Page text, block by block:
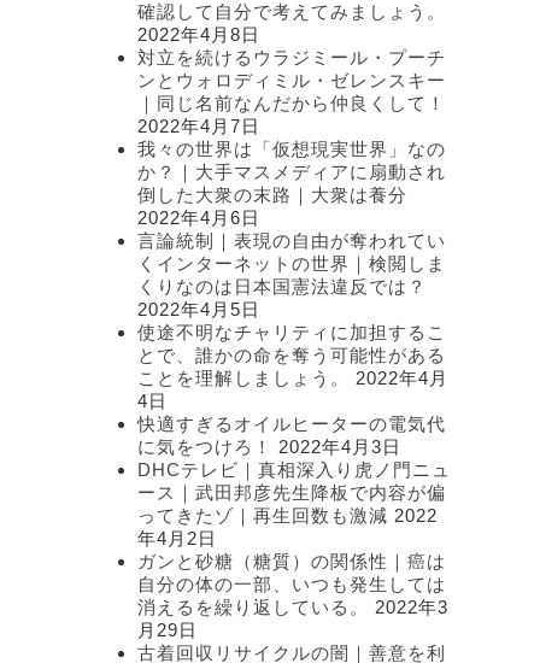
確認して自分で考えてみましょう。
2022年4月8日
対立を続けるウラジミール・プーチ
ンとウォロディミル・ゼレンスキー
｜同じ名前なんだから仲良くして！
2022年4月7日
我々の世界は「仮想現実世界」なの
か？｜大手マスメディアに扇動され
倒した大衆の末路｜大衆は養分
2022年4月6日
言論統制｜表現の自由が奪われてい
くインターネットの世界｜検閲しま
くりなのは日本国憲法違反では？
2022年4月5日
使途不明なチャリティに加担するこ
とで、誰かの命を奪う可能性がある
ことを理解しましょう。
2022年4月
4日
快適すぎるオイルヒーターの電気代
に気をつけろ！
2022年4月3日
DHCテレビ｜真相深入り虎ノ門ニュ
ース｜武田邦彦先生降板で内容が偏
ってきたゾ｜再生回数も激減 2022
年4月2日
ガンと砂糖（糖質）の関係性｜癌は
自分の体の一部、いつも発生しては
消えるを繰り返している。
2022年3
月29日
古着回収リサイクルの闇｜善意を利